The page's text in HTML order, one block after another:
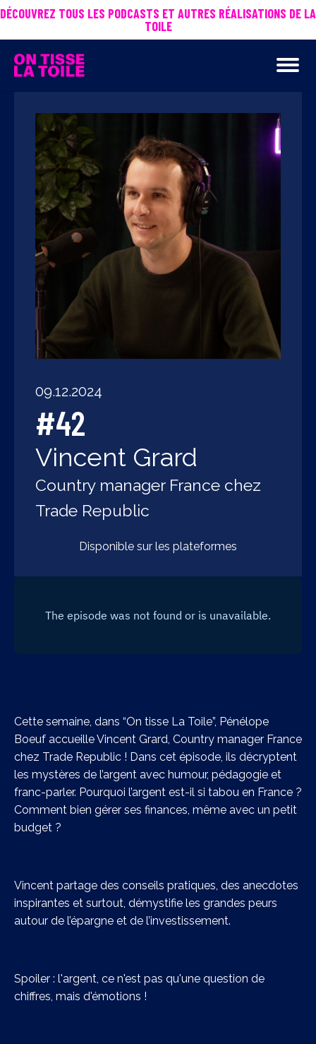
DÉCOUVREZ TOUS LES PODCASTS ET AUTRES RÉALISATIONS DE LA
TOILE
09.12.2024
#42
Vincent Grard
Country manager France chez
Trade Republic
Disponible sur les plateformes
Cette semaine, dans “On tisse La Toile”, Pénélope
Boeuf accueille Vincent Grard, Country manager France
chez Trade Republic ! Dans cet épisode, ils décryptent
les mystères de l’argent avec humour, pédagogie et
franc-parler. Pourquoi l’argent est-il si tabou en France ?
Comment bien gérer ses finances, même avec un petit
budget ?
Vincent partage des conseils pratiques, des anecdotes
inspirantes et surtout, démystifie les grandes peurs
autour de l’épargne et de l’investissement.
Spoiler : l'argent, ce n'est pas qu'une question de
chiffres, mais d'émotions !